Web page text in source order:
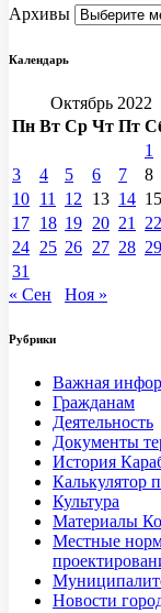
Архивы
Календарь
Октябрь 2022
Пн Вт Ср Чт Пт
1
3
4 5 6 7 8
10 11 12 13 14 15
17 18 19 20 21 22
24 25 26 27 28 29
31
« Сен
Ноя »
Рубрики
Важная
Гражданам
Деятельность
Документы
История
Калькулятор
Культура
Материалы
Местные
Новости